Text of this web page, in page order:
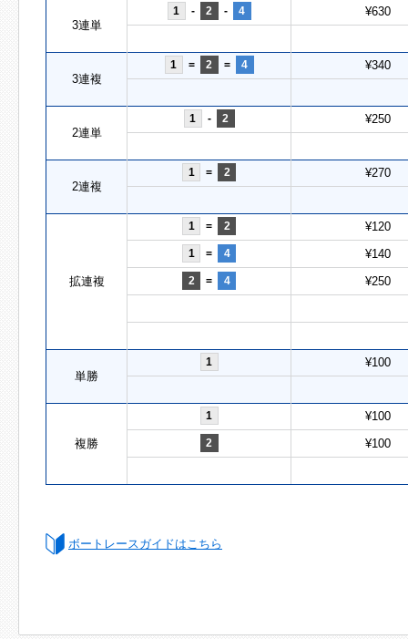
3連単
1 - 2 - 4 ¥630
3連複
1 = 2 = 4 ¥340
2連単
1 - 2 ¥250
2連複
1 = 2 ¥270
拡連複
1 = 2 ¥120
1 = 4 ¥140
2 = 4 ¥250
単勝
1 ¥100
複勝
1 ¥100
2 ¥100
ボートレースガイドはこちら